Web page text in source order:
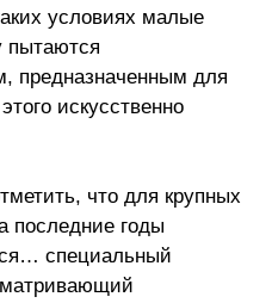
условиях малые
пытаются
предназначенным для
искусственно
что для крупных
последние годы
специальный